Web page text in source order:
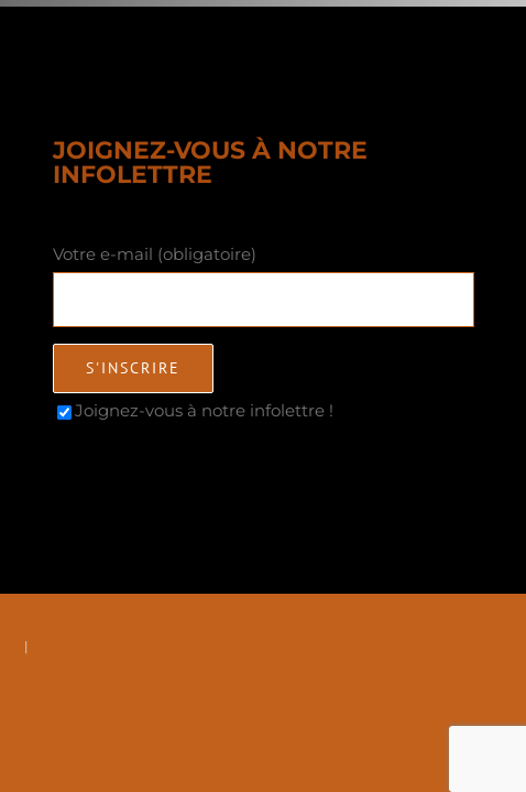
JOIGNEZ-VOUS À NOTRE
INFOLETTRE
Votre e-mail (obligatoire)
Joignez-vous à notre infolettre !
|